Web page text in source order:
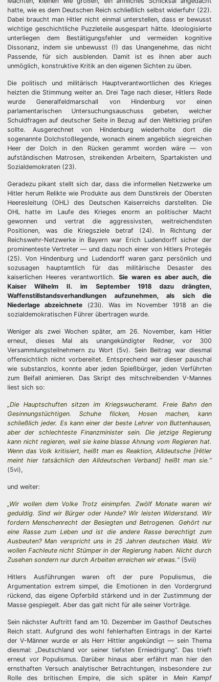
hatte, wie es dem Deutschen Reich schließlich selbst widerfuhr (22).
Dabei braucht man Hitler nicht einmal unterstellen, dass er bewusst
wichtige geschichtliche Puzzleteile ausgespart hätte. Ideologisierte
unterliegen dem Bestätigungsfehler und vermeiden kognitive
Dissonanz, indem sie unbewusst (!) das Unangenehme, das nicht
Passende, für sich ausblenden. Damit ist es ihnen aber auch
unmöglich, konstruktive Kritik an den eigenen Sichten zu üben.
Die politisch und militärisch Hauptverantwortlichen des Krieges
heizten die Stimmung weiter an. Drei Tage nach dieser, Hitlers Rede
wurde Generalfeldmarschall von Hindenburg vor einen
parlamentarischen Untersuchungsauschuss gebeten, welcher
Schuldfragen auf deutscher Seite in Bezug auf den Weltkrieg prüfen
sollte. Ausgerechnet von Hindenburg wiederholte dort die
sogenannte Dolchstoßlegende, wonach einem angeblich siegreichen
Heer der Dolch in den Rücken gerammt worden wäre — von
aufständischen Matrosen, streikenden Arbeitern, Spartakisten und
Sozialdemokraten (23).
Geradezu pikant stellt sich dar, dass die informellen Netzwerke um
Hitler herum Relikte wie Produkte aus dem Dunstkreis der Obersten
Heeresleitung (OHL) des Deutschen Kaiserreichs darstellten. Die
OHL hatte im Laufe des Krieges enorm an politischer Macht
gewonnen und vertrat die aggressivsten, weitreichendsten
Positionen, was die Kriegsziele betraf (24). In Richtung der
Reichswehr-Netzwerke in Bayern war Erich Ludendorff sicher der
prominenteste Vertreter — und dazu noch einer von Hitlers Protegés
(25). Von Hindenburg und Ludendorff waren ganz persönlich und
sozusagen hauptamtlich für das militärische Desaster des
kaiserlichen Heeres verantwortlich. Sie waren es aber auch, die
Kaiser Wilhelm II. im September 1918 dazu drängten,
Waffenstillstandsverhandlungen aufzunehmen, als sich die
Niederlage abzeichnete(23i). Was im November 1918 an die
sozialdemokratischen Führer übertragen wurde.
Weniger als zwei Wochen später, am 26. November, kam Hitler
erneut, dieses Mal als unangekündigter Redner, vor 300
Versammlungsteilnehmern zu Wort (5v). Sein Beitrag war diesmal
offensichtlich nicht vorbereitet. Entsprechend war dieser pauschal
wie substanzlos, konnte aber jeden Spießbürger, jeden Verführten
zum Beifall animieren. Das Skript des mitschreibenden V-Mannes
liest sich so:
„Die Hauptschuften sitzen im Kriegswucheramt. Freie Bahn den
Gesinnungstüchtigen. Schuhe flicken, Hosen machen, kann
schließlich jeder. Es kann einer der beste Lehrer von Buttenhausen,
aber der schlechteste Finanzminister sein. Die jetzige Regierung
kann nicht regieren, weil sie keine blasse Ahnung vom Regieren hat.
Wenn das Volk kritisiert, heißt man es Reaktion, Alldeutsche [Hitler
meint hier tatsächlich den Alldeutschen Verband] heißt man sie.“
(5vi),
und weiter:
„Wir wollen dem Volke Trotz einimpfen. Zwölf Monate waren wir
geduldig. Sind wir Bürger oder Hunde? Wir leisten Widerstand. Wir
fordern Menschenrecht der Besiegten und Betrogenen. Gehört nur
eine Rasse zum Leben und ist die andere Rasse berechtigt zum
Ausbeuten? Man verspricht uns in 25 Jahren deutschen Wald. Wir
wollen Fachleute nicht Stümper in der Regierung haben. Nicht durch
Zusehen sondern nur durch Arbeiten erreichen wir etwas.“(5vii)
Hitlers Ausführungen waren oft der pure Populismus, die
Argumentation extrem simpel, die Emotionen in den Vordergrund
rückend, das eigene Opferbild stärkend und in der Zustimmung der
Masse gespiegelt. Aber das galt nicht für alle seiner Vorträge.
Sein nächster Auftritt fand am 10. Dezember im Gasthof Deutsches
Reich statt. Aufgrund des wohl fehlerhaften Eintrags in der Kartei
der V-Männer wurde er als Herr Hittler angekündigt — sein Thema
diesmal: „Deutschland vor seiner tiefsten Erniedrigung“. Das trieft
erneut vor Populismus. Darüber hinaus aber erfährt man hier den
ernsthaften Versuch analytischer Betrachtungen, insbesondere zur
Rolle des britischen Empire, die sich später in Mein Kampf